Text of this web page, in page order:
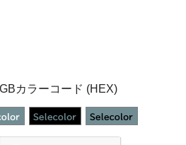
カラーコード (HEX)